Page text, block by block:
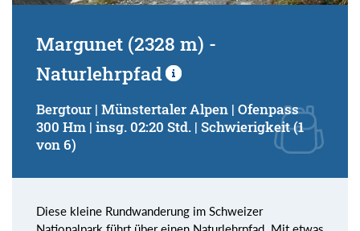
Margunet (2328 m) -
Naturlehrpfad
Bergtour | Münstertaler Alpen | Ofenpass
300 Hm | insg. 02:20 Std. | Schwierigkeit (1
von 6)
Diese kleine Rundwanderung im Schweizer